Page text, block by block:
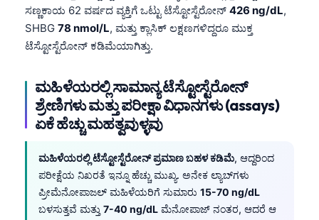
ಸಣ್ಣಕಾಯ 62 ವರ್ಷದ ವ್ಯಕ್ತಿಗೆ ಒಟ್ಟು ಟೆಸ್ಟೋಸ್ಟೆರೋನ್ 426 ng/dL,
SHBG 78 nmol/L, ಮತ್ತು ಕ್ಲಾಸಿಕ್ ಲಕ್ಷಣಗಳಿದ್ದರೂ ಮುಕ್ತ
ಟೆಸ್ಟೋಸ್ಟೆರೋನ್ ಕಡಿಮೆಯಾಗಿತ್ತು.
ಮಹಿಳೆಯರಲ್ಲಿ ಸಾಮಾನ್ಯ ಟೆಸ್ಟೋಸ್ಟೆರೋನ್
ಶ್ರೇಣಿಗಳು ಮತ್ತು ಪರೀಕ್ಷಾ ವಿಧಾನಗಳು (assays)
ಏಕೆ ಹೆಚ್ಚು ಮಹತ್ವವುಳ್ಳವು
ಮಹಿಳೆಯರಲ್ಲಿ ಟೆಸ್ಟೋಸ್ಟೆರೋನ್ ಪ್ರಮಾಣ ಬಹಳ ಕಡಿಮೆ, ಆದ್ದರಿಂದ
ಪರೀಕ್ಷೆಯ ನಿಖರತೆ ಇನ್ನೂ ಹೆಚ್ಚು ಮುಖ್ಯ. ಅನೇಕ ಲ್ಯಾಬ್‌ಗಳು
ಪ್ರೀಮೆನೋಪಾಜಲ್ ಮಹಿಳೆಯರಿಗೆ ಸುಮಾರು 15-70 ng/dL
ಬಳಸುತ್ತವೆ ಮತ್ತು 7-40 ng/dL ಮೆನೋಪಾಜ್ ನಂತರ, ಆದರೆ ಆ